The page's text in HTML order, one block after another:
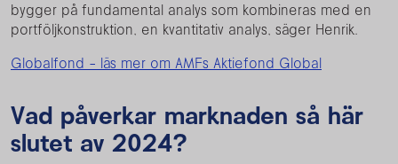
bygger på fundamental analys som kombineras med en
portföljkonstruktion, en kvantitativ analys, säger Henrik.
Globalfond - läs mer om AMFs Aktiefond Global
Vad påverkar marknaden så här
slutet av 2024?